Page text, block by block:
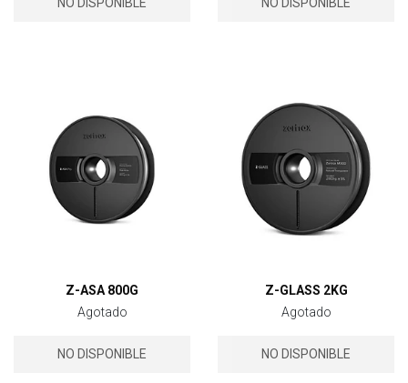
Z-ASA 800G
Agotado
NO DISPONIBLE
Z-GLASS 2KG
Agotado
NO DISPONIBLE